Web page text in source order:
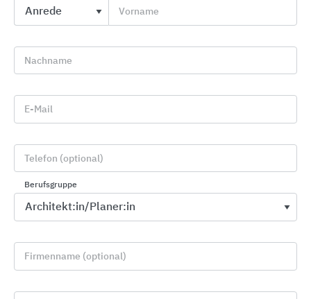
KONE Aufzüge · Rolltreppen · Automatiktüren
Vorname
Nachname
E-Mail
Telefon (optional)
Berufsgruppe
Firmenname (optional)